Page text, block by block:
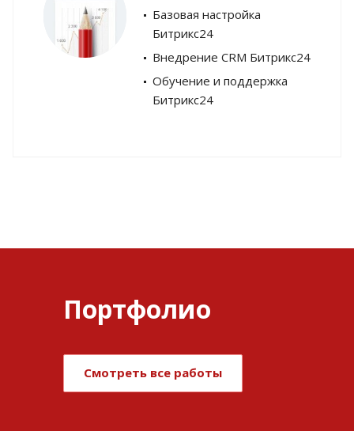
Базовая настройка
Битрикс24
Внедрение CRM Битрикс24
Обучение и поддержка
Битрикс24
Портфолио
Смотреть все работы